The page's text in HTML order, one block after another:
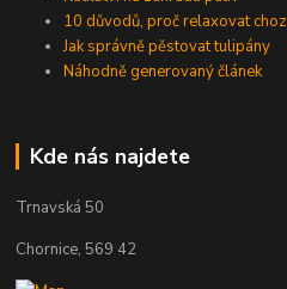
10 důvodů, proč relaxovat
Jak správně pěstovat tulipány
Náhodně generovaný článek
Kde nás najdete
Trnavská 50
Chornice, 569 42